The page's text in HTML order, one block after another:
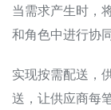
当需求产生时，
和角色中进行协
实现按需配送，
送，让供应商每